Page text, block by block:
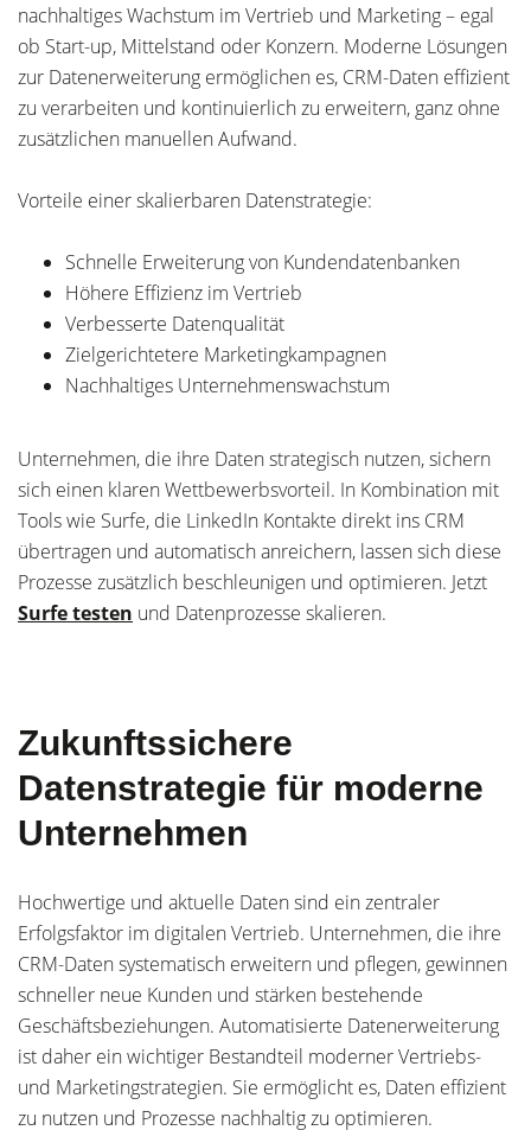
nachhaltiges Wachstum im Vertrieb und Marketing – egal
ob Start-up, Mittelstand oder Konzern. Moderne Lösungen
zur Datenerweiterung ermöglichen es, CRM-Daten effizient
zu verarbeiten und kontinuierlich zu erweitern, ganz ohne
zusätzlichen manuellen Aufwand.
Vorteile einer skalierbaren Datenstrategie:
Schnelle Erweiterung von Kundendatenbanken
Höhere Effizienz im Vertrieb
Verbesserte Datenqualität
Zielgerichtetere Marketingkampagnen
Nachhaltiges Unternehmenswachstum
Unternehmen, die ihre Daten strategisch nutzen, sichern
sich einen klaren Wettbewerbsvorteil. In Kombination mit
Tools wie Surfe, die LinkedIn Kontakte direkt ins CRM
übertragen und automatisch anreichern, lassen sich diese
Prozesse zusätzlich beschleunigen und optimieren. Jetzt
Surfe testen und Datenprozesse skalieren.
Zukunftssichere
Datenstrategie für moderne
Unternehmen
Hochwertige und aktuelle Daten sind ein zentraler
Erfolgsfaktor im digitalen Vertrieb. Unternehmen, die ihre
CRM-Daten systematisch erweitern und pflegen, gewinnen
schneller neue Kunden und stärken bestehende
Geschäftsbeziehungen. Automatisierte Datenerweiterung
ist daher ein wichtiger Bestandteil moderner Vertriebs-
und Marketingstrategien. Sie ermöglicht es, Daten effizient
zu nutzen und Prozesse nachhaltig zu optimieren.